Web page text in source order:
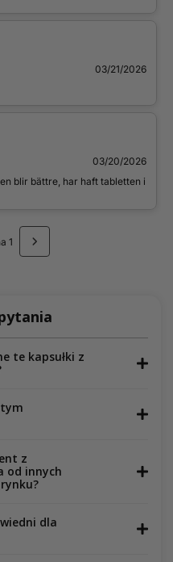
03/21/2026
03/20/2026
blir bättre, har haft tabletten i
1
te kapsułki z
z
od innych
dla